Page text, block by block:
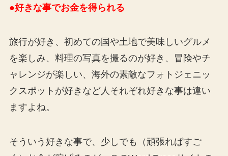
●好きな事でお金を得られる
旅行が好き、初めての国や土地で美味しいグルメ
を楽しみ、料理の写真を撮るのが好き、冒険やチ
ャレンジが楽しい、海外の素敵なフォトジェニッ
クスポットが好きなど人それぞれ好きな事は違い
ますよね。
そういう好きな事で、少しでも（頑張ればすご